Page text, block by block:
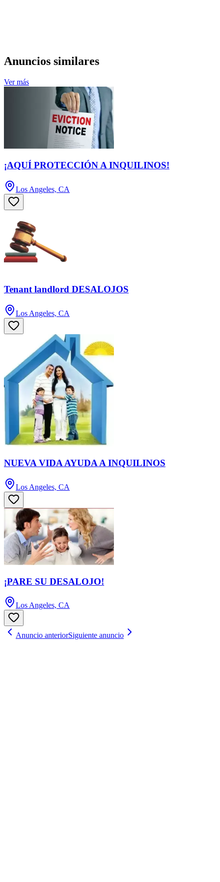
Anuncios similares
Ver más
¡AQUÍ PROTECCIÓN A INQUILINOS!
Los Angeles, CA
Tenant landlord DESALOJOS
Los Angeles, CA
NUEVA VIDA AYUDA A INQUILINOS
Los Angeles, CA
¡PARE SU DESALOJO!
Los Angeles, CA
Anuncio anteriorSiguiente anuncio